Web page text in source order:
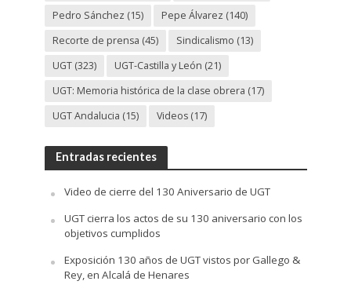
Pedro Sánchez (15) Pepe Álvarez (140)
Recorte de prensa (45) Sindicalismo (13)
UGT(323) UGT-Castilla y León (21)
UGT: Memoria histórica de la clase obrera (17)
UGT Andalucia (15) Videos(17)
Entradas recientes
Video de cierre del 130 Aniversario de UGT
UGT cierra los actos de su 130 aniversario con los
objetivos cumplidos
Exposición 130 años de UGT vistos por Gallego &
Rey, en Alcalá de Henares